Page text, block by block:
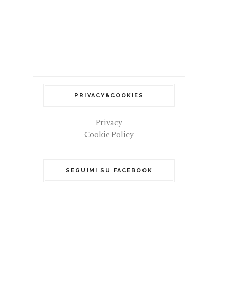
PRIVACY&COOKIES
Privacy
Cookie Policy
SEGUIMI SU FACEBOOK